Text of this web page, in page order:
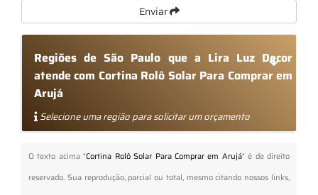
Enviar
Regiões de São Paulo que a Lira Luz Decor
atende com Cortina Rolô Solar Para Comprar em
Arujá
Selecione uma região para solicitar um orçamento
O texto acima "Cortina Rolô Solar Para Comprar em Arujá" é de direito
reservado. Sua reprodução, parcial ou total, mesmo citando nossos links,